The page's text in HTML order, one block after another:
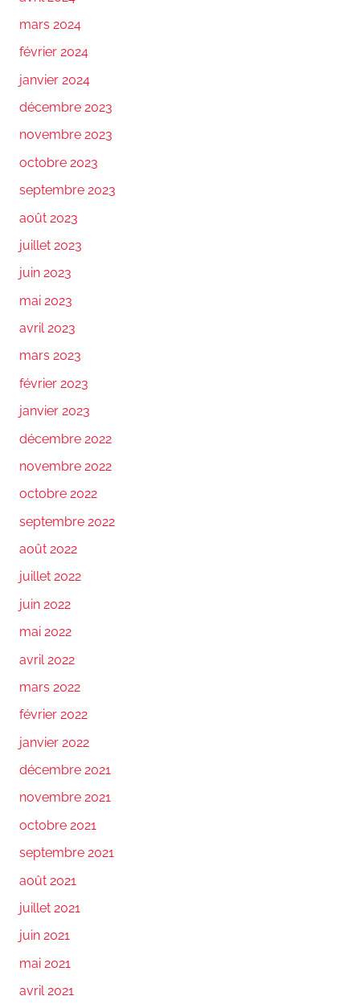
mars 2024
février 2024
janvier 2024
décembre 2023
novembre 2023
octobre 2023
septembre 2023
août 2023
juillet 2023
juin 2023
mai 2023
avril 2023
mars 2023
février 2023
janvier 2023
décembre 2022
novembre 2022
octobre 2022
septembre 2022
août 2022
juillet 2022
juin 2022
mai 2022
avril 2022
mars 2022
février 2022
janvier 2022
décembre 2021
novembre 2021
octobre 2021
septembre 2021
août 2021
juillet 2021
juin 2021
mai 2021
avril 2021